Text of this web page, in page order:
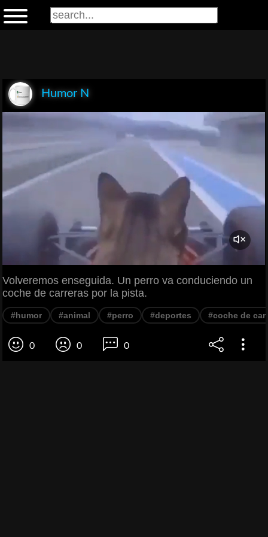
Humor N
Volveremos enseguida. Un perro va conduciendo un
coche de carreras por la pista.
#humor #animal #perro #deportes #coche de
0 0 0